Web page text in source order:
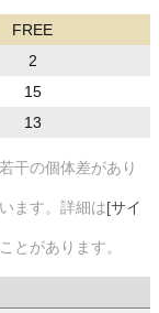
FREE
2
15
13
干の個体差があり
ます。詳細は[サイ
とがあります。